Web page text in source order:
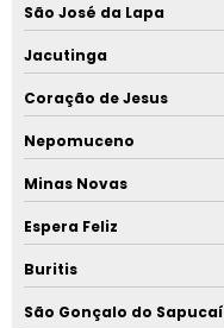
São José da Lapa
Jacutinga
Coração de Jesus
Nepomuceno
Minas Novas
Espera Feliz
Buritis
São Gonçalo do Sapucaí